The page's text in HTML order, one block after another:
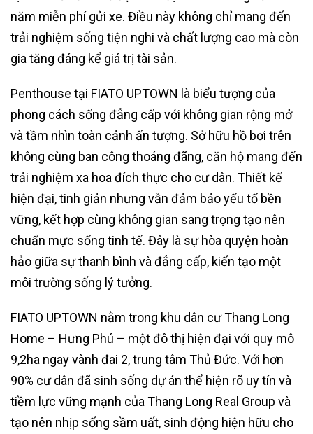
năm miễn phí gửi xe. Điều này không chỉ mang đến
trải nghiệm sống tiện nghi và chất lượng cao mà còn
gia tăng đáng kể giá trị tài sản.
Penthouse tại FIATO UPTOWN là biểu tượng của
phong cách sống đẳng cấp với không gian rộng mở
và tầm nhìn toàn cảnh ấn tượng. Sở hữu hồ bơi trên
không cùng ban công thoáng đãng, căn hộ mang đến
trải nghiệm xa hoa đích thực cho cư dân. Thiết kế
hiện đại, tinh giản nhưng vẫn đảm bảo yếu tố bền
vững, kết hợp cùng không gian sang trọng tạo nên
chuẩn mực sống tinh tế. Đây là sự hòa quyện hoàn
hảo giữa sự thanh bình và đẳng cấp, kiến tạo một
môi trường sống lý tưởng.
FIATO UPTOWN nằm trong khu dân cư Thang Long
Home – Hưng Phú – một đô thị hiện đại với quy mô
9,2ha ngay vành đai 2, trung tâm Thủ Đức. Với hơn
90% cư dân đã sinh sống dự án thể hiện rõ uy tín và
tiềm lực vững mạnh của Thang Long Real Group và
tạo nên nhịp sống sầm uất, sinh động hiện hữu cho